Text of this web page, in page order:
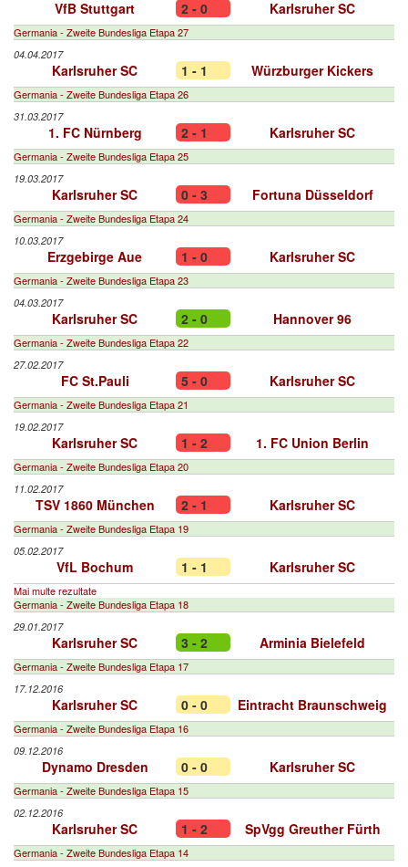
VfB Stuttgart 2 - 0 Karlsruher SC
Germania - Zweite Bundesliga Etapa 27
04.04.2017
Karlsruher SC 1 - 1 Würzburger Kickers
Germania - Zweite Bundesliga Etapa 26
31.03.2017
1. FC Nürnberg 2 - 1 Karlsruher SC
Germania - Zweite Bundesliga Etapa 25
19.03.2017
Karlsruher SC 0 - 3 Fortuna Düsseldorf
Germania - Zweite Bundesliga Etapa 24
10.03.2017
Erzgebirge Aue 1 - 0 Karlsruher SC
Germania - Zweite Bundesliga Etapa 23
04.03.2017
Karlsruher SC 2 - 0 Hannover 96
Germania - Zweite Bundesliga Etapa 22
27.02.2017
FC St.Pauli 5 - 0 Karlsruher SC
Germania - Zweite Bundesliga Etapa 21
19.02.2017
Karlsruher SC 1 - 2 1. FC Union Berlin
Germania - Zweite Bundesliga Etapa 20
11.02.2017
TSV 1860 München 2 - 1 Karlsruher SC
Germania - Zweite Bundesliga Etapa 19
05.02.2017
VfL Bochum 1 - 1 Karlsruher SC
Mai multe rezultate
Germania - Zweite Bundesliga Etapa 18
29.01.2017
Karlsruher SC 3 - 2 Arminia Bielefeld
Germania - Zweite Bundesliga Etapa 17
17.12.2016
Karlsruher SC 0 - 0 Eintracht Braunschweig
Germania - Zweite Bundesliga Etapa 16
09.12.2016
Dynamo Dresden 0 - 0 Karlsruher SC
Germania - Zweite Bundesliga Etapa 15
02.12.2016
Karlsruher SC 1 - 2 SpVgg Greuther Fürth
Germania - Zweite Bundesliga Etapa 14